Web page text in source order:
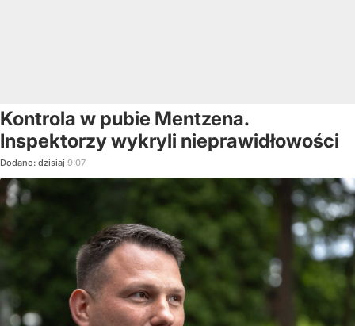
Kontrola w pubie Mentzena.
Inspektorzy wykryli nieprawidłowości
Dodano: dzisiaj 9:07